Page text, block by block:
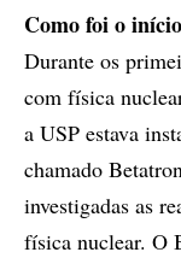
Como foi o
Durante os
com física
a USP estava
chamado
investigadas as
física nuclear. O